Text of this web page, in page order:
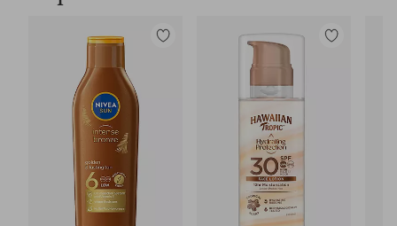
Legg
Legg